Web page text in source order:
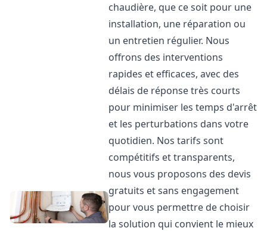
chaudière, que ce soit pour une
installation, une réparation ou
un entretien régulier. Nous
offrons des interventions
rapides et efficaces, avec des
délais de réponse très courts
pour minimiser les temps d'arrêt
et les perturbations dans votre
quotidien. Nos tarifs sont
compétitifs et transparents,
nous vous proposons des devis
gratuits et sans engagement
pour vous permettre de choisir
la solution qui convient le mieux